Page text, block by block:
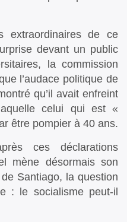
extraordinaires de ce
devant un public
la commission
l’audace politique de
qu’il avait enfreint
celui qui est «
être pompier à 40 ans.
ces déclarations
mène désormais son
Santiago, la question
: le socialisme peut-il